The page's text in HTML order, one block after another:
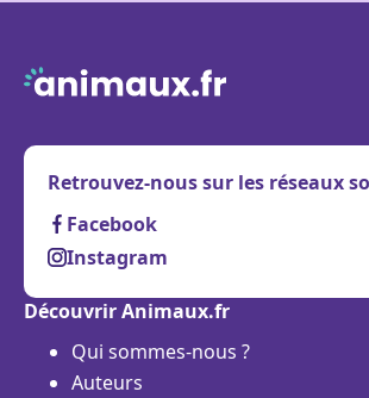
Retrouvez-nous sur les réseaux
Facebook
Instagram
Découvrir Animaux.fr
Qui sommes-nous ?
Auteurs